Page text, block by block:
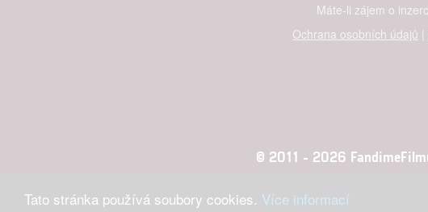
Tato stránka používá soubory cookies. Více informací
Máte-li zájem o
Ochrana osobních údajů |
© 2011 - 2026
Koncal studio